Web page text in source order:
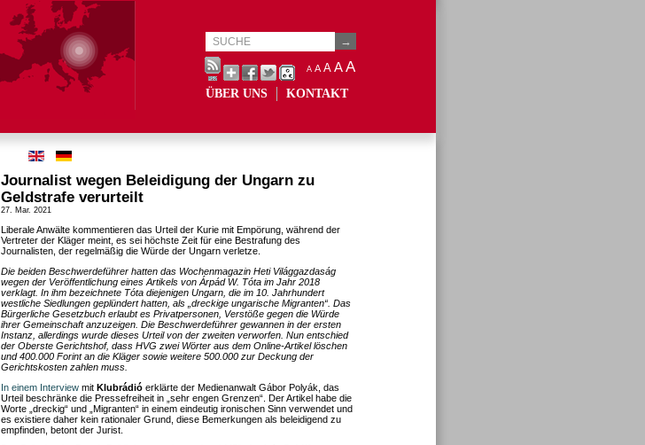
A A A AA
ÜBER UNS KONTAKT
Journalist wegen Beleidigung der Ungarn zu
Geldstrafe verurteilt
27. Mar. 2021
Liberale Anwälte kommentieren das Urteil der Kurie mit Empörung, während der
Vertreter der Kläger meint, es sei höchste Zeit für eine Bestrafung des
Journalisten, der regelmäßig die Würde der Ungarn verletze.
Die beiden Beschwerdeführer hatten das Wochenmagazin Heti Világgazdaság
wegen der Veröffentlichung eines Artikels von Árpád W. Tóta im Jahr 2018
verklagt. In ihm bezeichnete Tóta diejenigen Ungarn, die im 10. Jahrhundert
westliche Siedlungen geplündert hatten, als „dreckige ungarische Migranten“. Das
Bürgerliche Gesetzbuch erlaubt es Privatpersonen, Verstöße gegen die Würde
ihrer Gemeinschaft anzuzeigen. Die Beschwerdeführer gewannen in der ersten
Instanz, allerdings wurde dieses Urteil von der zweiten verworfen. Nun entschied
der Oberste Gerichtshof, dass HVG zwei Wörter aus dem Online-Artikel löschen
und 400.000 Forint an die Kläger sowie weitere 500.000 zur Deckung der
Gerichtskosten zahlen muss.
In einem Interview mit Klubrádió erklärte der Medienanwalt Gábor Polyák, das
Urteil beschränke die Pressefreiheit in „sehr engen Grenzen“. Der Artikel habe die
Worte „dreckig“ und „Migranten“ in einem eindeutig ironischen Sinn verwendet und
es existiere daher kein rationaler Grund, diese Bemerkungen als beleidigend zu
empfinden, betont der Jurist.